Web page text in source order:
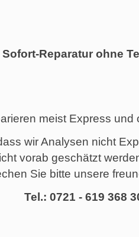
Sofort-Reparatur ohne
meist Express und
wir Analysen nicht
vorab geschätzt
Sie bitte unsere
Tel.: 0721 - 619 368